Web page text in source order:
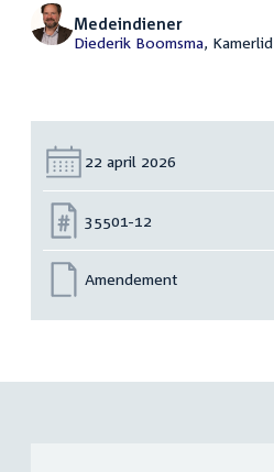
Medeindiener
Diederik Boomsma, Kamerlid
Datum:
22 april 2026
Nummer:
35501-12
Amendement